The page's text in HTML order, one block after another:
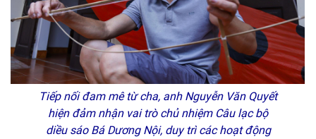
Tiếp nối đam mê từ cha, anh Nguyễn Văn Quyết
hiện đảm nhận vai trò chủ nhiệm Câu lạc bộ
diều sáo Bá Dương Nội, duy trì các hoạt động